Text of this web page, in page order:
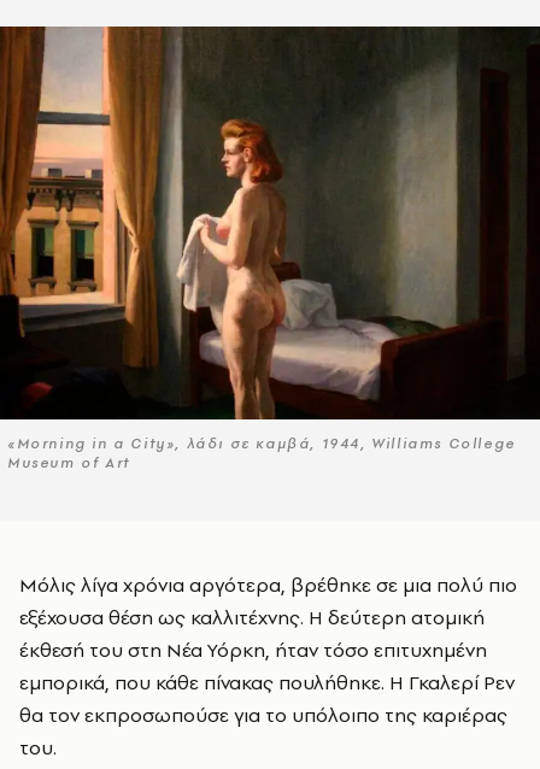
«Morning in a City», λάδι σε καμβά, 1944, Williams College
Museum of Art
Μόλις λίγα χρόνια αργότερα, βρέθηκε σε μια πολύ πιο
εξέχουσα θέση ως καλλιτέχνης. Η δεύτερη ατομική
έκθεσή του στη Νέα Υόρκη, ήταν τόσο επιτυχημένη
εμπορικά, που κάθε πίνακας πουλήθηκε. Η Γκαλερί Ρεν
θα τον εκπροσωπούσε για το υπόλοιπο της καριέρας
του.